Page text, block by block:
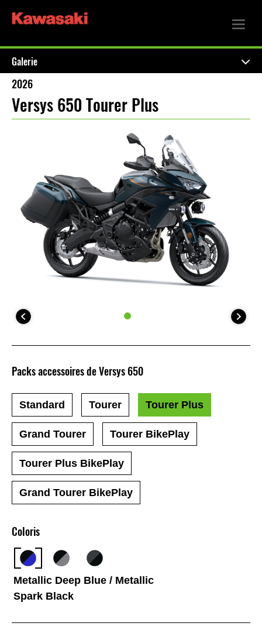
Galerie
2026
Versys 650 Tourer Plus
Coloris
Metallic Deep Blue / Metallic
Spark Black
Packs accessoires de Versys 650
Standard Tourer Tourer Plus
Grand Tourer Tourer BikePlay
Tourer Plus BikePlay
Grand Tourer BikePlay